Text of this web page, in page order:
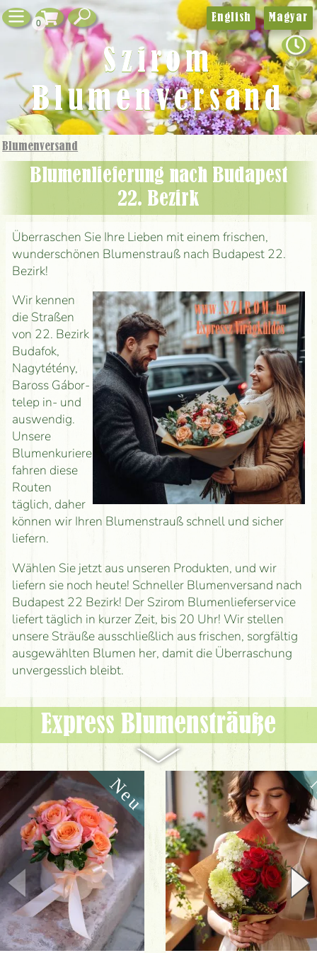
0
Blumenversand
Blumenlieferung nach Budapest
22. Bezirk
Überraschen Sie Ihre Lieben mit einem frischen,
wunderschönen Blumenstrauß nach Budapest 22.
Bezirk!
Wir kennen
die Straßen
von 22. Bezirk
Budafok,
Nagytétény,
Baross Gábor-
telep in- und
auswendig.
Unsere
Blumenkuriere
fahren diese
Routen
täglich, daher
können wir Ihren Blumenstrauß schnell und sicher
liefern.
Wählen Sie jetzt aus unseren Produkten, und wir
liefern sie noch heute! Schneller Blumenversand nach
Budapest 22 Bezirk! Der Szirom Blumenlieferservice
liefert täglich in kurzer Zeit, bis 20 Uhr! Wir stellen
unsere Sträuße ausschließlich aus frischen, sorgfältig
ausgewählten Blumen her, damit die Überraschung
unvergesslich bleibt.
Express Blumen­sträuße
English Magyar
Szirom
Blumenversand